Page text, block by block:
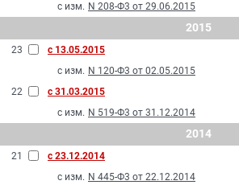
с изм. N 208-Ф3 от 29.06.2015
2015
23
с 13.05.2015
с изм. N 120-Ф3 от 02.05.2015
22
с 31.03.2015
с изм. N 519-Ф3 от 31.12.2014
2014
21
с 23.12.2014
с изм. N 445-Ф3 от 22.12.2014